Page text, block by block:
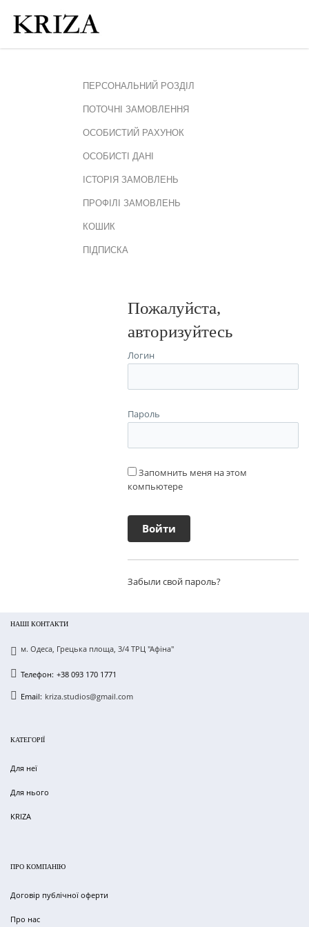
ПЕРСОНАЛЬНИЙ РОЗДІЛ
ПОТОЧНІ ЗАМОВЛЕННЯ
ОСОБИСТИЙ РАХУНОК
ОСОБИСТІ ДАНІ
ІСТОРІЯ ЗАМОВЛЕНЬ
ПРОФІЛІ ЗАМОВЛЕНЬ
КОШИК
ПІДПИСКА
Пожалуйста,
авторизуйтесь
Логин
Пароль
Запомнить меня на этом
компьютере
Забыли свой пароль?
НАШІ КОНТАКТИ
м. Одеса, Грецька площа, 3/4 ТРЦ "Афіна"
Телефон: +38 093 170 1771
Email: kriza.studios@gmail.com
КАТЕГОРІЇ
Для неї
Для нього
KRIZA
ПРО КОМПАНІЮ
Договір публічної оферти
Про нас